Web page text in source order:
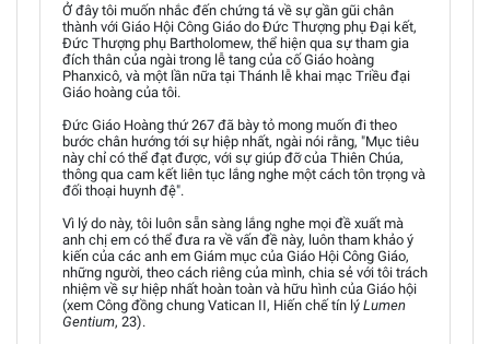
Ở đây tôi muốn nhắc đến chứng tá về sự gần gũi chân
thành với Giáo Hội Công Giáo do Đức Thượng phụ Đại kết,
Đức Thượng phụ Bartholomew, thể hiện qua sự tham gia
đích thân của ngài trong lễ tang của cố Giáo hoàng
Phanxicô, và một lần nữa tại Thánh lễ khai mạc Triều đại
Giáo hoàng của tôi.
Đức Giáo Hoàng thứ 267 đã bày tỏ mong muốn đi theo
bước chân hướng tới sự hiệp nhất, ngài nói rằng, "Mục tiêu
này chỉ có thể đạt được, với sự giúp đỡ của Thiên Chúa,
thông qua cam kết liên tục lắng nghe một cách tôn trọng và
đối thoại huynh đệ".
Vì lý do này, tôi luôn sẵn sàng lắng nghe mọi đề xuất mà
anh chị em có thể đưa ra về vấn đề này, luôn tham khảo ý
kiến của các anh em Giám mục của Giáo Hội Công Giáo,
những người, theo cách riêng của mình, chia sẻ với tôi trách
nhiệm về sự hiệp nhất hoàn toàn và hữu hình của Giáo hội
(xem Công đồng chung Vatican II, Hiến chế tín lý Lumen
Gentium, 23).